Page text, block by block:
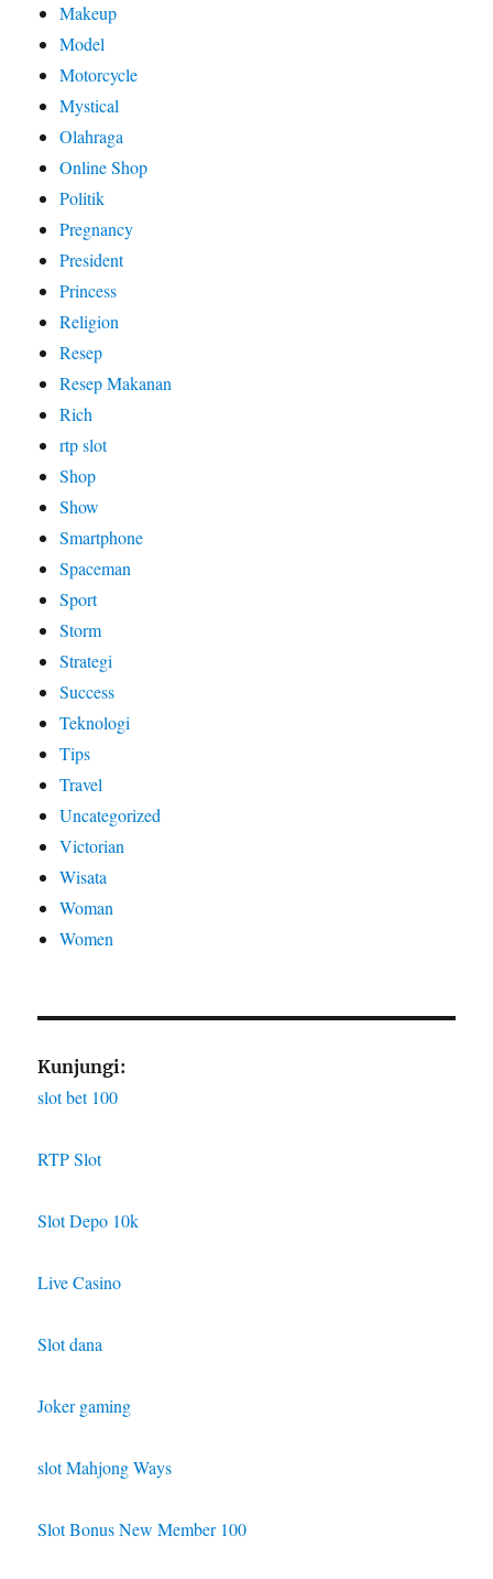
Makeup
Model
Motorcycle
Mystical
Olahraga
Online Shop
Politik
Pregnancy
President
Princess
Religion
Resep
Resep Makanan
Rich
rtp slot
Shop
Show
Smartphone
Spaceman
Sport
Storm
Strategi
Success
Teknologi
Tips
Travel
Uncategorized
Victorian
Wisata
Woman
Women
Kunjungi:
slot bet 100
RTP Slot
Slot Depo 10k
Live Casino
Slot dana
Joker gaming
slot Mahjong Ways
Slot Bonus New Member 100